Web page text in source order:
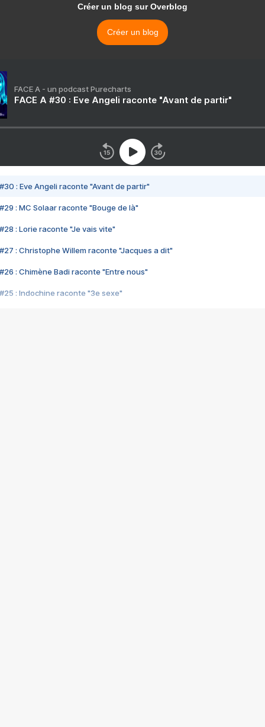
Créer un blog sur Overblog
Créer un blog
FACE A - un podcast Purecharts
FACE A #30 : Eve Angeli raconte "Avant de partir"
#30 : Eve Angeli raconte "Avant de partir"
#29 : MC Solaar raconte "Bouge de là"
#28 : Lorie raconte "Je vais vite"
#27 : Christophe Willem raconte "Jacques a dit"
#26 : Chimène Badi raconte "Entre nous"
#25 : Indochine raconte "3e sexe"